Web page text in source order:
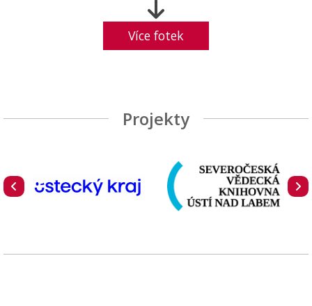
Více fotek
Projekty